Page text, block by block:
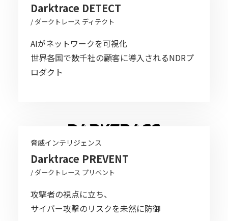
Darktrace DETECT
/ ダークトレース ディテクト
AIがネットワークを可視化
世界各国で数千社の顧客に導入されるNDRプ
ロダクト
脅威インテリジェンス
Darktrace PREVENT
/ ダークトレース プリベント
攻撃者の視点に立ち、
サイバー攻撃のリスクを未然に防御